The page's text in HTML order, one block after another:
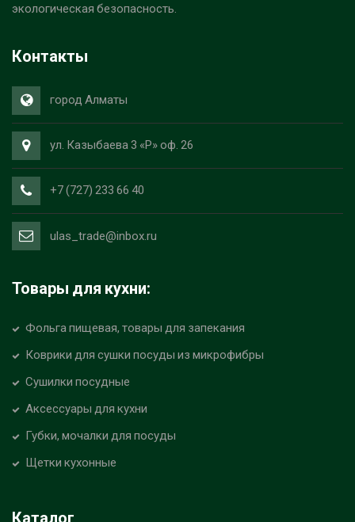
экологическая безопасность.
Контакты
город Алматы
ул. Казыбаева 3 «Р» оф. 26
+7 (727) 233 66 40
ulas_trade@inbox.ru
Товары для кухни:
Фольга пищевая, товары для запекания
Коврики для сушки посуды из микрофибры
Сушилки посудные
Аксессуары для кухни
Губки, мочалки для посуды
Щетки кухонные
Каталог